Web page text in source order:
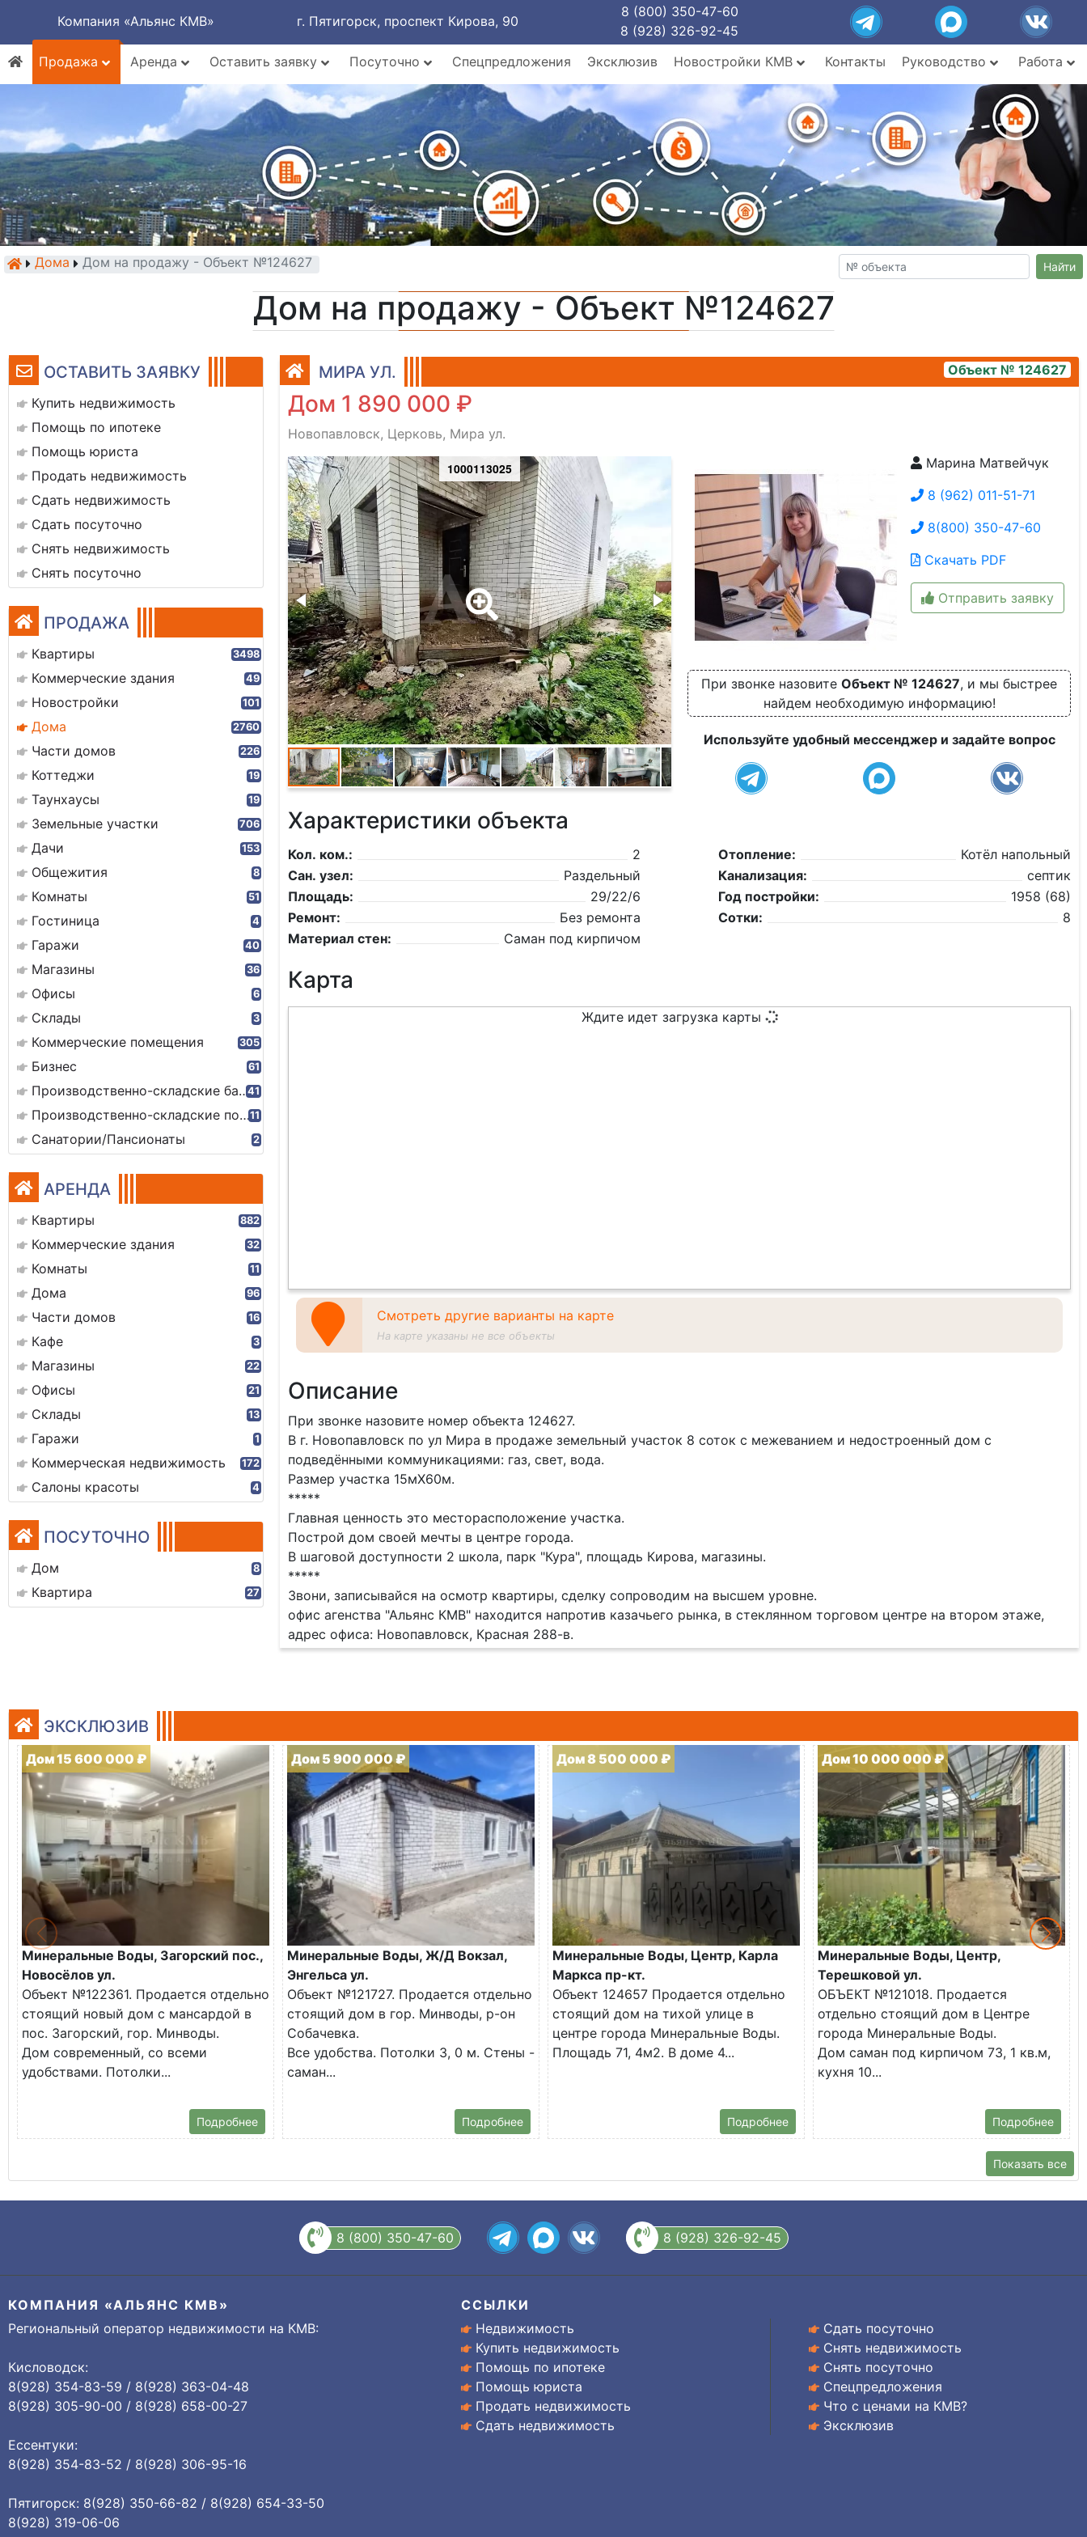
Компания «Альянс КМВ» г. Пятигорск, проспект Кирова, 90
8 (800) 350-47-60
8 (928) 326-92-45
Продажа
Аренда Оставить заявку Посуточно Спецпредложения Эксклюзив Новостройки КМВ Контакты Руководство Работа
Дома Дом на продажу - Объект №124627 Найти
Дом на продажу - Объект №124627
ОСТАВИТЬ ЗАЯВКУ
Купить недвижимость
Помощь по ипотеке
Помощь юриста
Продать недвижимость
Сдать недвижимость
Сдать посуточно
Снять недвижимость
Снять посуточно
ПРОДАЖА
Квартиры 3498
Коммерческие здания 49
Новостройки 101
Дома 2760
Части домов 226
Коттеджи 19
Таунхаусы 19
Земельные участки 706
Дачи 153
Общежития 8
Комнаты 51
Гостиница 4
Гаражи 40
Магазины 36
Офисы 6
Склады 3
Коммерческие помещения 305
Бизнес 61
Производственно-складские базы41
Производственно-складские помещения11
Санатории/Пансионаты 2
АРЕНДА
Квартиры 882
Коммерческие здания 32
Комнаты 11
Дома 96
Части домов 16
Кафе 3
Магазины 22
Офисы 21
Склады 13
Гаражи 1
Коммерческая недвижимость 172
Салоны красоты 4
ПОСУТОЧНО
Дом 8
Квартира 27
МИРА УЛ. Объект № 124627
Дом 1 890 000 ₽
Новопавловск, Церковь, Мира ул.
1000113025
Марина Матвейчук
8 (962) 011-51-71
8(800) 350-47-60
Скачать PDF
Отправить заявку
При звонке назовите Объект № 124627, и мы быстрее
найдем необходимую информацию!
Используйте удобный мессенджер и задайте вопрос
Характеристики объекта
Кол. ком.:
2
Сан. узел:
Раздельный
Площадь:
29/22/6
Ремонт:
Без ремонта
Материал стен:
Саман под кирпичом
Отопление:
Котёл напольный
Канализация:
септик
Год постройки:
1958 (68)
Сотки:
8
Карта
Ждите идет загрузка карты
Смотреть другие варианты на карте
На карте указаны не все объекты
Описание
При звонке назовите номер объекта 124627.
В г. Новопавловск по ул Мира в продаже земельный участок 8 соток с межеванием и недостроенный дом с
подведёнными коммуникациями: газ, свет, вода.
Размер участка 15мХ60м.
*****
Главная ценность это месторасположение участка.
Построй дом своей мечты в центре города.
В шаговой доступности 2 школа, парк "Кура", площадь Кирова, магазины.
*****
Звони, записывайся на осмотр квартиры, сделку сопроводим на высшем уровне.
офис агенства "Альянс КМВ" находится напротив казачьего рынка, в стеклянном торговом центре на втором этаже,
адрес офиса: Новопавловск, Красная 288-в.
ЭКСКЛЮЗИВ
Дом 15 600 000 ₽
Минеральные Воды, Загорский пос.,
Новосёлов ул.
Объект №122361. Продается отдельно
стоящий новый дом с мансардой в
пос. Загорский, гор. Минводы.
Дом современный, со всеми
удобствами. Потолки...
Подробнее
Дом 5 900 000 ₽
Минеральные Воды, Ж/Д Вокзал,
Энгельса ул.
Объект №121727. Продается отдельно
стоящий дом в гор. Минводы, р-он
Собачевка.
Все удобства. Потолки 3, 0 м. Стены -
саман...
Подробнее
Дом 8 500 000 ₽
Минеральные Воды, Центр, Карла
Маркса пр-кт.
Объект 124657 Продается отдельно
стоящий дом на тихой улице в
центре города Минеральные Воды.
Площадь 71, 4м2. В доме 4...
Подробнее
Дом 10 000 000 ₽
Минеральные Воды, Центр,
Терешковой ул.
ОБЪЕКТ №121018. Продается
отдельно стоящий дом в Центре
города Минеральные Воды.
Дом саман под кирпичом 73, 1 кв.м,
кухня 10...
Подробнее
Показать все
8 (800) 350-47-60 8 (928) 326-92-45
КОМПАНИЯ «АЛЬЯНС КМВ»
Региональный оператор недвижимости на КМВ:
Кисловодск:
8(928) 354-83-59 / 8(928) 363-04-48
8(928) 305-90-00 / 8(928) 658-00-27
Ессентуки:
8(928) 354-83-52 / 8(928) 306-95-16
Пятигорск: 8(928) 350-66-82 / 8(928) 654-33-50
8(928) 319-06-06
ССЫЛКИ
Недвижимость
Купить недвижимость
Помощь по ипотеке
Помощь юриста
Продать недвижимость
Сдать недвижимость
Сдать посуточно
Снять недвижимость
Снять посуточно
Спецпредложения
Что с ценами на КМВ?
Эксклюзив